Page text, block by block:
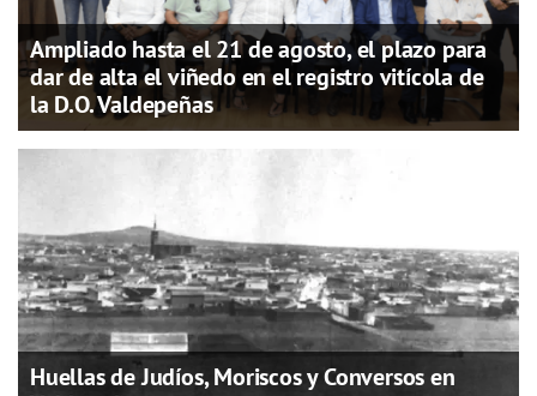
Ampliado hasta el 21 de agosto, el plazo para
dar de alta el viñedo en el registro vitícola de
la D.O. Valdepeñas
Huellas de Judíos, Moriscos y Conversos en